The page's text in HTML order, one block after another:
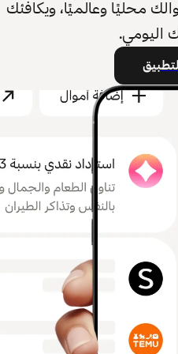
محليًا وعالميًا، ويكافئك
اليومي.